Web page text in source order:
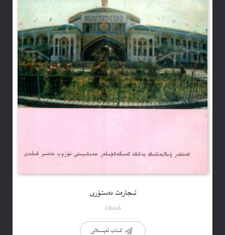
تىجارەت دەستۇرى
Elkitab
كىتاب تەپسىلاتى